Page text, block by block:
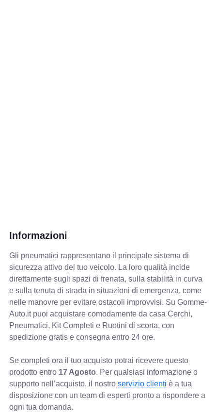
Informazioni
Gli pneumatici rappresentano il principale sistema di
sicurezza attivo del tuo veicolo. La loro qualità incide
direttamente sugli spazi di frenata, sulla stabilità in curva
e sulla tenuta di strada in situazioni di emergenza, come
nelle manovre per evitare ostacoli improvvisi. Su Gomme-
Auto.it puoi acquistare comodamente da casa Cerchi,
Pneumatici, Kit Completi e Ruotini di scorta, con
spedizione gratis e consegna entro 24 ore.
Se completi ora il tuo acquisto potrai ricevere questo
prodotto entro 17 Agosto. Per qualsiasi informazione o
supporto nell’acquisto, il nostroservizio clienti è a tua
disposizione con un team di esperti pronto a rispondere a
ogni tua domanda.